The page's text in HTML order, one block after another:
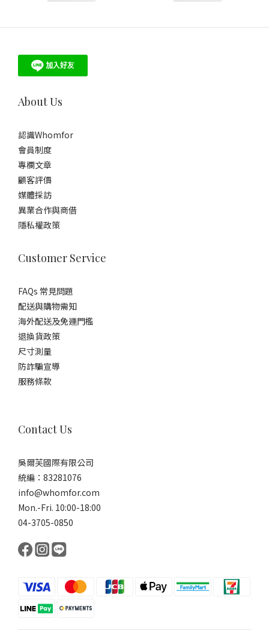
About Us
認識Whomfor
會員制度
專欄文章
顧客評價
媒體採訪
異業合作與商借
隱私權政策
Customer Service
FAQs 常見問題
配送與購物需知
海外配送及免運門檻
退換貨政策
尺寸測量
防詐騙宣導
服務條款
Contact Us
吳爾芙國際有限公司
統編：83281076
info@whomfor.com
Mon.-Fri. 10:00-18:00
04-3705-0850